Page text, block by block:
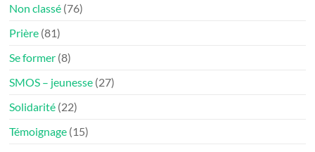
Non classé (76)
Prière (81)
Se former (8)
SMOS – jeunesse (27)
Solidarité (22)
Témoignage (15)